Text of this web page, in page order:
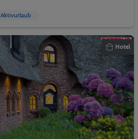
Aktivurlaub
Hotel